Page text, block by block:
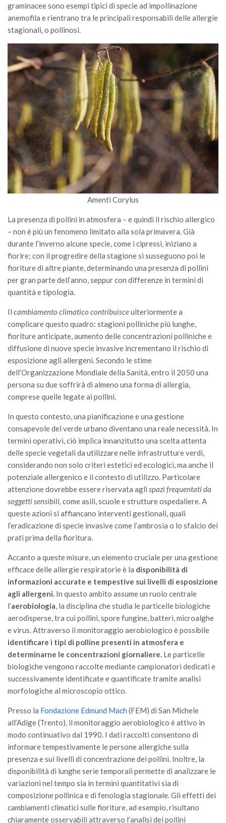
Corsi di Specializzazione
Giornate di Studio
Opportunità di Lavoro
Rassegne
Reports
Congressi
Pagina Congressi
Premi SISEF
XV Congresso (Sassari 2026)
XIV Congresso (Padova 2024)
XIII Congresso (Orvieto 2022)
XI Congresso (Roma 2017)
X Congresso (Firenze 2015)
IX Congresso (Bolzano 2013)
VIII Congresso (Rende 2011)
VII Congresso (Isernia 2009)
VI Congresso (Arezzo 2007)
V Congresso (Torino 2003)
IV Congresso (Potenza 2003)
III Congresso (Viterbo 2001)
II Congresso (Bologna 1999)
I Congresso (Padova 1997)
Redazione
Pagina Principale
Editoriali
Pillole di Scienze Forestali
Highlights
#FOCUSINCENDI
Cartella Stampa
Comunicati
Video
PDF
SISEF Notebook (Rassegna Stampa)
SISEF Eventi
SISEF@Facebook
@SISEF Tweets
@ForestTweeting
SISEF Publishing
graminacee sono esempi tipici di specie ad impollinazione
anemofila e rientrano tra le principali responsabili delle allergie
stagionali, o pollinosi.
Amenti Corylus
La presenza di pollini in atmosfera – e quindi il rischio allergico
– non è più un fenomeno limitato alla sola primavera. Già
durante l’inverno alcune specie, come i cipressi, iniziano a
fiorire; con il progredire della stagione si susseguono poi le
fioriture di altre piante, determinando una presenza di pollini
per gran parte dell’anno, seppur con differenze in termini di
quantità e tipologia.
Il cambiamento climatico contribuisceulteriormente a
complicare questo quadro: stagioni polliniche più lunghe,
fioriture anticipate, aumento delle concentrazioni polliniche e
diffusione di nuove specie invasive incrementano il rischio di
esposizione agli allergeni. Secondo le stime
dell’Organizzazione Mondiale della Sanità, entro il 2050 una
persona su due soffrirà di almeno una forma di allergia,
comprese quelle legate ai pollini.
In questo contesto, una pianificazione e una gestione
consapevole del verde urbano diventano una reale necessità. In
termini operativi, ciò implica innanzitutto una scelta attenta
delle specie vegetali da utilizzare nelle infrastrutture verdi,
considerando non solo criteri estetici ed ecologici, ma anche il
potenziale allergenico e il contesto di utilizzo. Particolare
attenzione dovrebbe essere riservata agli spazi frequentati da
soggetti sensibili, come asili, scuole e strutture ospedaliere. A
queste azioni si affiancano interventi gestionali, quali
l’eradicazione di specie invasive come l’ambrosia o lo sfalcio dei
prati prima della fioritura.
Accanto a queste misure, un elemento cruciale per una gestione
efficace delle allergie respiratorie è la disponibilità di
informazioni accurate e tempestive sui livelli di esposizione
agli allergeni. In questo ambito assume un ruolo centrale
l’aerobiologia , la disciplina che studia le particelle biologiche
aerodisperse, tra cui pollini, spore fungine, batteri, microalghe
e virus. Attraverso il monitoraggio aerobiologico è possibile
identificare i tipi di polline presenti in atmosfera e
determinarne le concentrazioni giornaliere. Le particelle
biologiche vengono raccolte mediante campionatori dedicati e
successivamente identificate e quantificate tramite analisi
morfologiche al microscopio ottico.
Presso la Fondazione Edmund Mach (FEM) di San Michele
all’Adige (Trento), il monitoraggio aerobiologico è attivo in
modo continuativo dal 1990. I dati raccolti consentono di
informare tempestivamente le persone allergiche sulla
presenza e sui livelli di concentrazione dei pollini. Inoltre, la
disponibilità di lunghe serie temporali permette di analizzare le
variazioni nel tempo sia in termini quantitativi sia di
composizione pollinica e di fenologia stagionale. Gli effetti dei
cambiamenti climatici sulle fioriture, ad esempio, risultano
chiaramente osservabili attraverso l’analisi dei pollini